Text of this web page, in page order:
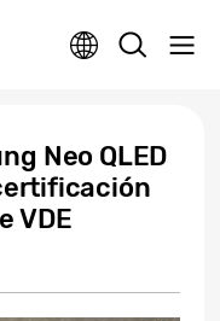
Neo QLED
VDE